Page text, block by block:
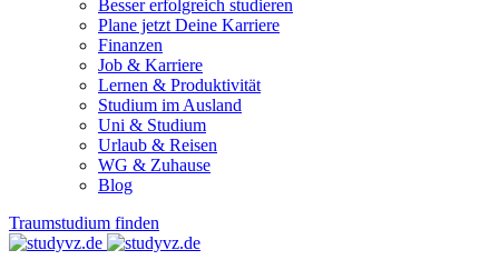
Besser erfolgreich studieren
Plane jetzt Deine Karriere
Finanzen
Job & Karriere
Lernen & Produktivität
Studium im Ausland
Uni & Studium
Urlaub & Reisen
WG & Zuhause
Blog
Traumstudium finden